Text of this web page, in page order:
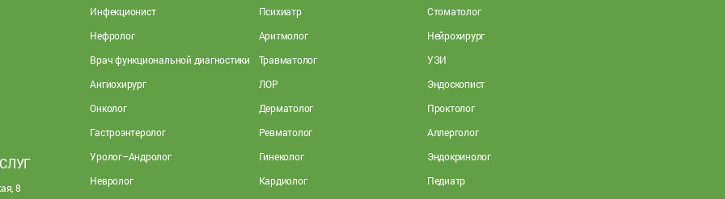
8
Инфекционист
Психиатр
Стоматолог
Нефролог
Аритмолог
Нейрохирург
Врач функциональной диагностики
Травматолог
УЗИ
Ангиохирург
ЛОР
Эндоскопист
Онколог
Дерматолог
Проктолог
Гастроэнтеролог
Ревматолог
Аллерголог
Уролог–Андролог
Гинеколог
Эндокринолог
Невролог
Кардиолог
Педиатр